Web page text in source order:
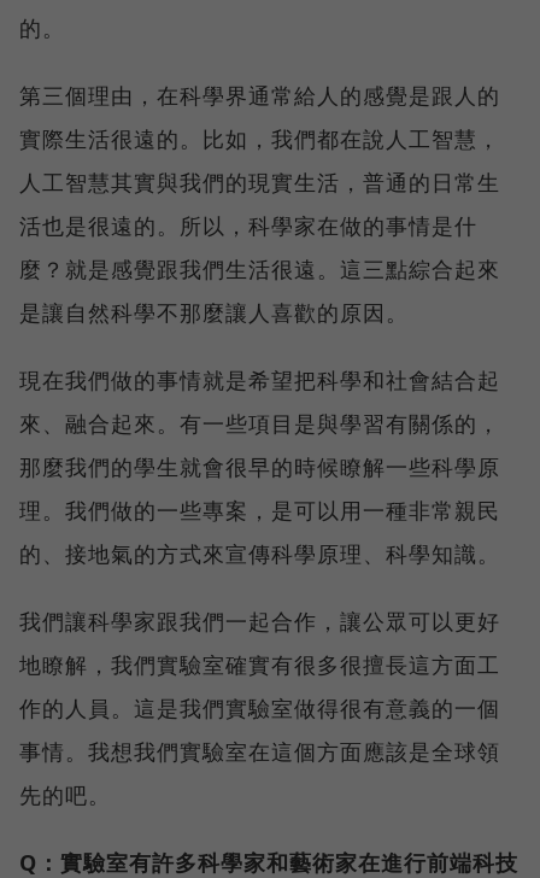
的。
第三個理由，在科學界通常給人的感覺是跟人的
實際生活很遠的。比如，我們都在說人工智慧，
人工智慧其實與我們的現實生活，普通的日常生
活也是很遠的。所以，科學家在做的事情是什
麼？就是感覺跟我們生活很遠。這三點綜合起來
是讓自然科學不那麼讓人喜歡的原因。
現在我們做的事情就是希望把科學和社會結合起
來、融合起來。有一些項目是與學習有關係的，
那麼我們的學生就會很早的時候瞭解一些科學原
理。我們做的一些專案，是可以用一種非常親民
的、接地氣的方式來宣傳科學原理、科學知識。
我們讓科學家跟我們一起合作，讓公眾可以更好
地瞭解，我們實驗室確實有很多很擅長這方面工
作的人員。這是我們實驗室做得很有意義的一個
事情。我想我們實驗室在這個方面應該是全球領
先的吧。
Q：實驗室有許多科學家和藝術家在進行前端科技